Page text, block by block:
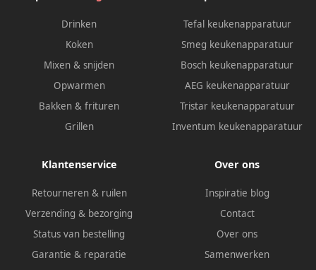
Drinken
Koken
Mixen & snijden
Opwarmen
Bakken & frituren
Grillen
Tefal keukenapparatuur
Smeg keukenapparatuur
Bosch keukenapparatuur
AEG keukenapparatuur
Tristar keukenapparatuur
Inventum keukenapparatuur
Klantenservice
Retourneren & ruilen
Verzending & bezorging
Status van bestelling
Garantie & reparatie
Over ons
Inspiratie blog
Contact
Over ons
Samenwerken